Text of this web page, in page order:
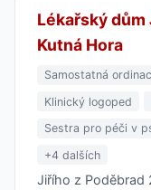
Lékařský dům
Kutná Hora
Samostatná
Klinický logoped
Sestra pro péči v
+4 dalších
Jiřího z Poděbrad